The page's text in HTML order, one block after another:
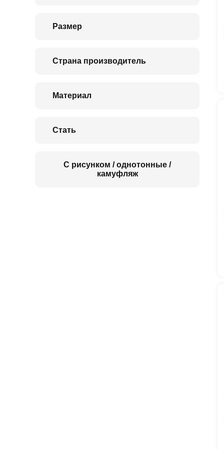
Размер
Страна производитель
Материал
Стать
С рисунком / однотонные /
камуфляж